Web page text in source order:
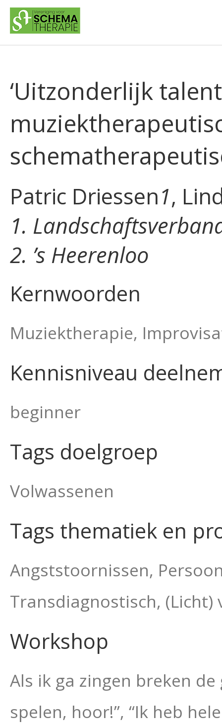
‘Uitzonderlijk
Patric Driessen1,
1.
2. ’s Heerenloo
Kernwoorden
Muziektherapie,
Kennisniveau
beginner
Tags doelgroep
Volwassenen
Tags thematiek en
Angststoornissen,
Transdiagnostisch,
Workshop
Als ik ga zingen breken
spelen, hoor!”, “Ik heb